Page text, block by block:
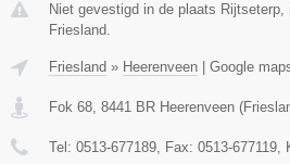
Niet gevestigd in de plaats
Friesland.
Friesland » Heerenveen Google
Fok 68, 8441 BR Heerenveen (
Tel: 0513-677189, Fax: 0513-677119,